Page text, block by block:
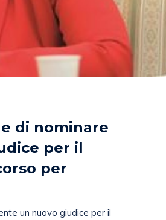
di nominare
per il
per
un nuovo giudice per il